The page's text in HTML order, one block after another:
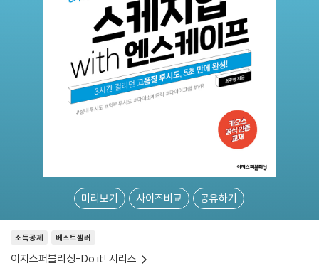
미리보기 사이즈비교 공유하기
소득공제 베스트셀러
이지스퍼블리싱-Do it! 시리즈